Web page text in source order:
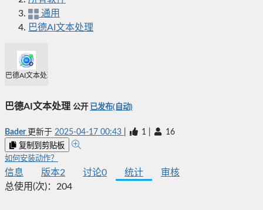
通用
巴德AI文本处理
巴德AI文本处理
巴德AI文本处理 公开 已发布(自动)
Bader 更新于 2025-04-17 00:43 1 16
复制到剪贴板
如何安装动作？
信息 版本2 讨论0 统计
审核
总使用(次)： 204